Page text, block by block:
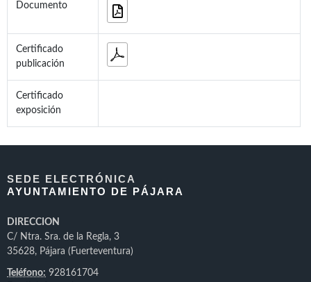
Documento
Certificado
publicación
Certificado
exposición
SEDE ELECTRÓNICA
AYUNTAMIENTO DE PÁJARA
DIRECCION
C/ Ntra. Sra. de la Regla, 3
35628, Pájara (Fuerteventura)
Teléfono: 928161704